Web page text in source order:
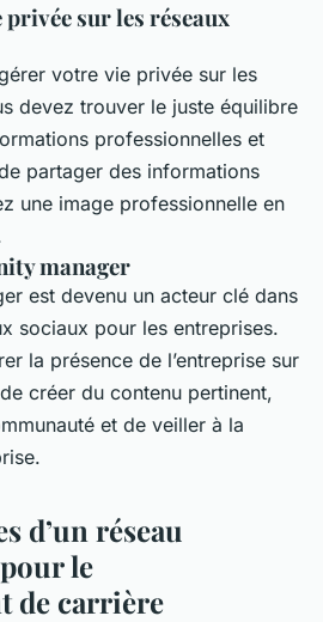
privée sur les réseaux
votre vie privée sur les
devez trouver le juste équilibre
professionnelles et
partager des informations
une image professionnelle en
manager
est devenu un acteur clé dans
sociaux pour les entreprises.
la présence de l’entreprise sur
créer du contenu pertinent,
et de veiller à la
d’un réseau
le
de carrière